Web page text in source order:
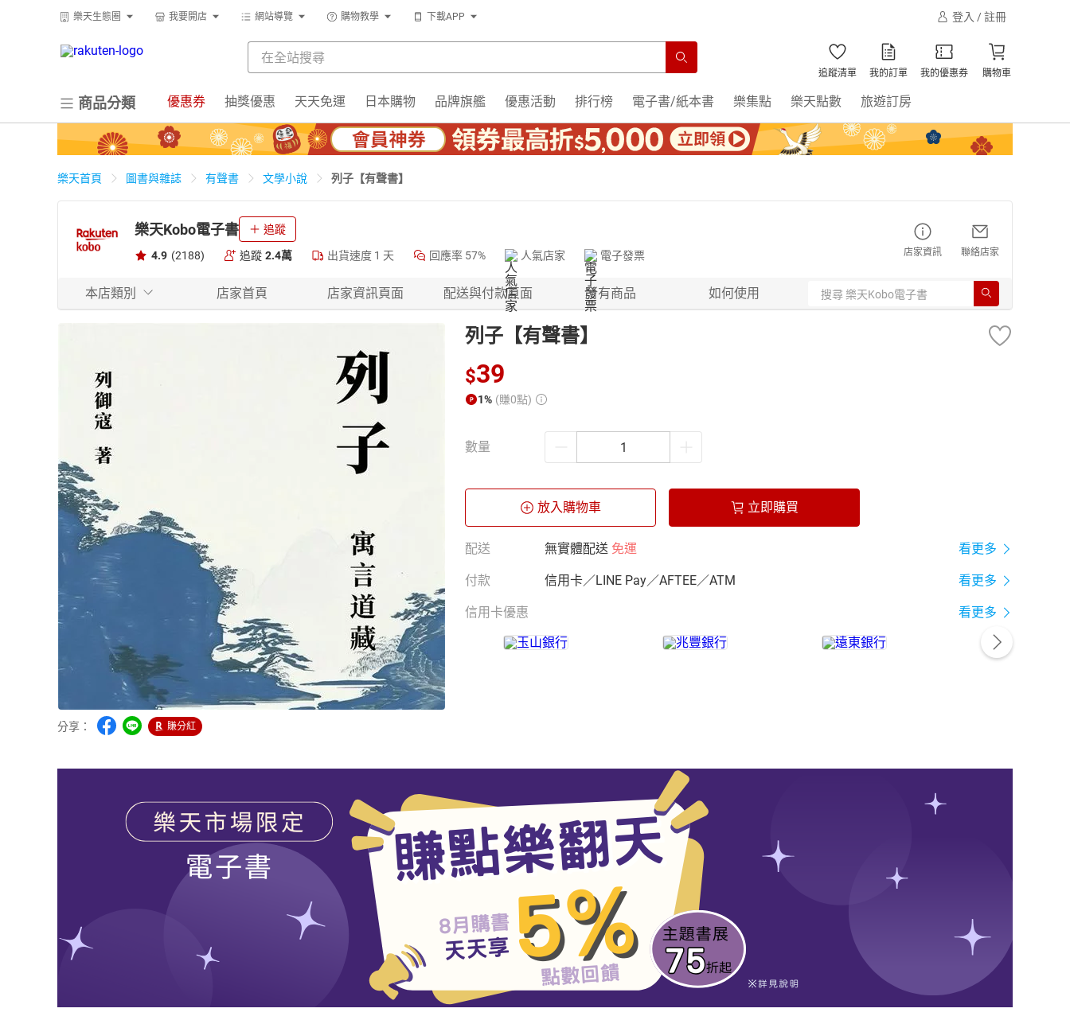
樂天生態圈 我要開店 網站導覽 購物教學 下載APP 登入 / 註冊
追蹤清單 我的訂單 我的優惠券 購物車
商品分類 優惠券 抽獎優惠 天天免運 日本購物 品牌旗艦 優惠活動 排行榜 電子書/紙本書 樂集點 樂天點數 旅遊訂房
樂天首頁 圖書與雜誌 有聲書 文學小說 列子【有聲書】
樂天Kobo電子書 追蹤
4.9 (2188) 追蹤 2.4萬 出貨速度 1 天 回應率 57% 人氣店家 電子發票 店家資訊 聯絡店家
本店類別 店家首頁 店家資訊頁面 配送與付款頁面 所有商品 如何使用
分享： 賺分紅
列子【有聲書】
$39
1% (賺0點)
數量
放入購物車 立即購買
配送 無實體配送 免運 看更多
付款 信用卡／LINE Pay／AFTEE／ATM 看更多
信用卡優惠 看更多